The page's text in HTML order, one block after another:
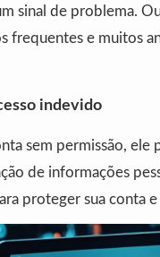
sinal de problema.
frequentes e muitos
indevido
sem permissão,
de informações
proteger sua conta